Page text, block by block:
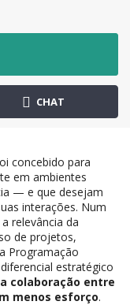
CHAT
concebido para
em ambientes
— e que desejam
interações. Num
relevância da
de projetos,
Programação
estratégico
colaboração entre
menos esforço.